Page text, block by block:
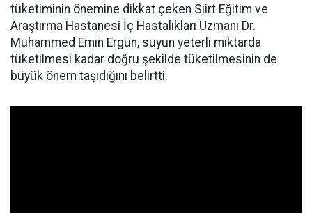
tüketiminin önemine dikkat çeken Siirt Eğitim ve
Araştırma Hastanesi İç Hastalıkları Uzmanı Dr.
Muhammed Emin Ergün, suyun yeterli miktarda
tüketilmesi kadar doğru şekilde tüketilmesinin de
büyük önem taşıdığını belirtti.